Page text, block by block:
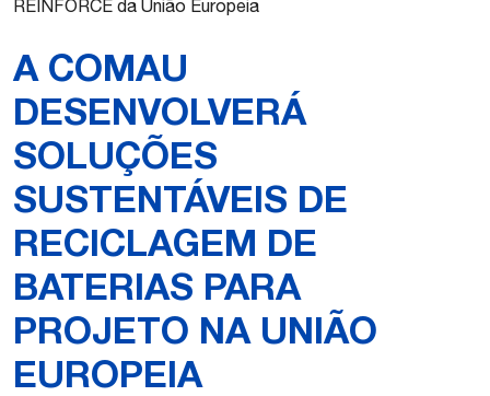
REINFORCE da União Europeia
A COMAU
DESENVOLVERÁ
SOLUÇÕES
SUSTENTÁVEIS DE
RECICLAGEM DE
BATERIAS PARA
PROJETO NA UNIÃO
EUROPEIA